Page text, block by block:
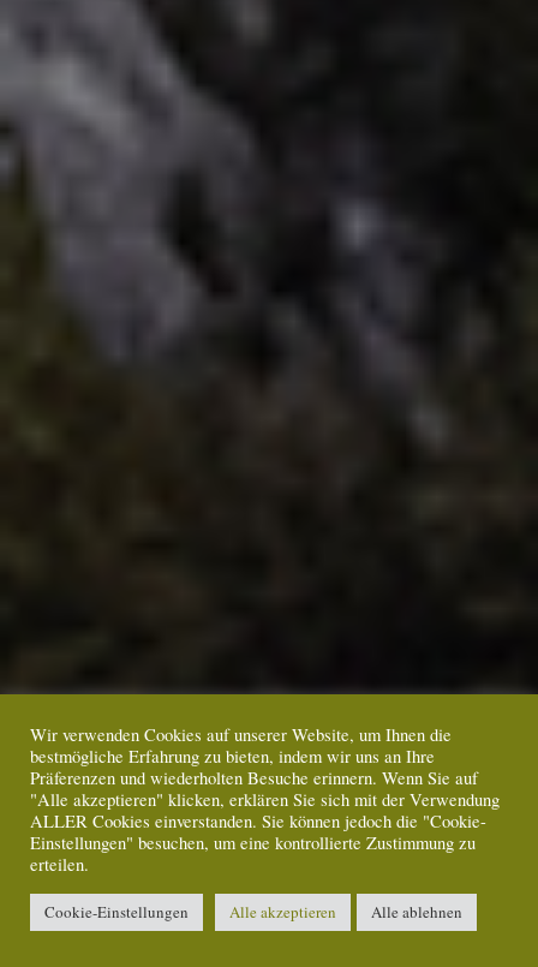
Wir verwenden Cookies auf unserer Website, um Ihnen die
bestmögliche Erfahrung zu bieten, indem wir uns an Ihre
Präferenzen und wiederholten Besuche erinnern. Wenn Sie auf
"Alle akzeptieren" klicken, erklären Sie sich mit der Verwendung
ALLER Cookies einverstanden. Sie können jedoch die "Cookie-
Einstellungen" besuchen, um eine kontrollierte Zustimmung zu
erteilen.
Cookie-Einstellungen Alle akzeptieren Alle ablehnen